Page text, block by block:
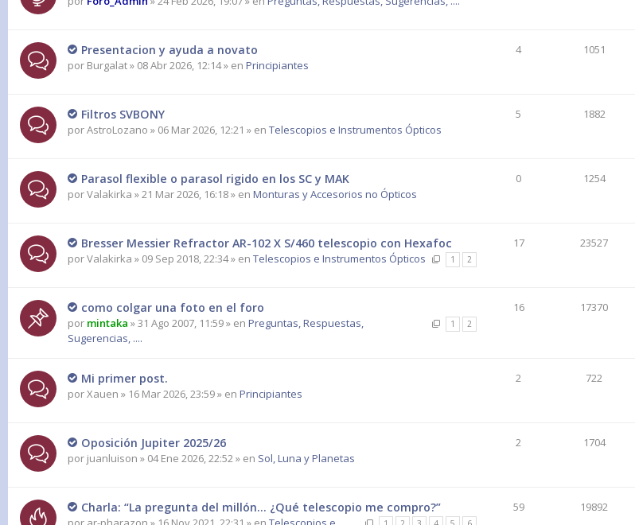
Presentacion y ayuda a novato
por Burgalat» 08 Abr 2026, 12:14 » en Principiantes
4 1051
Filtros SVBONY
porAstroLozano » 06 Mar 2026, 12:21 » en Telescopios e Instrumentos Ópticos
5 1882
Parasol flexible o parasol rigido en los SC y MAK
porValakirka » 21 Mar 2026, 16:18 » en Monturas y Accesorios no Ópticos
0 1254
Bresser Messier Refractor AR-102 X S/460 telescopio con Hexafoc
1 2
porValakirka » 09 Sep 2018, 22:34 » en Telescopios e Instrumentos Ópticos
17 23527
como colgar una foto en el foro
1 2
por mintaka » 31 Ago 2007, 11:59 » en Preguntas, Respuestas,
Sugerencias, ....
16 17370
Mi primer post.
porXauen » 16 Mar 2026, 23:59 » en Principiantes
2 722
Oposición Jupiter 2025/26
por juanluison » 04 Ene 2026, 22:52 » en Sol, Luna y Planetas
2 1704
Charla: “La pregunta del millón… ¿Qué telescopio me compro?” 59 19892